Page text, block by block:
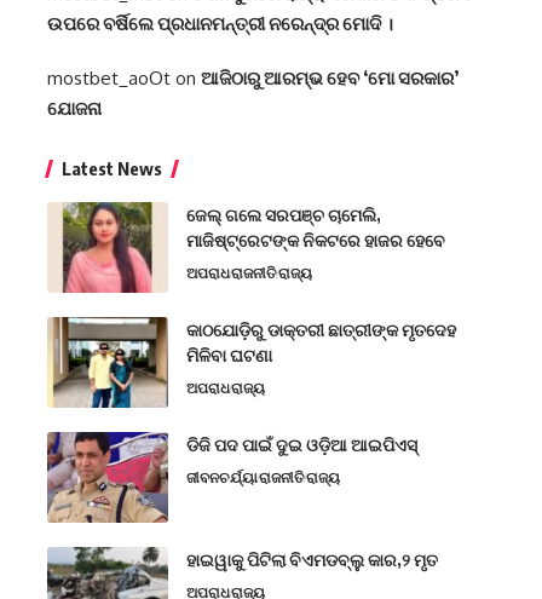
ଉପରେ ବର୍ଷିଲେ ପ୍ରଧାନମନ୍ତ୍ରୀ ନରେନ୍ଦ୍ର ମୋଦି ।
mostbet_aoOt on ଆଜିଠାରୁ ଆରମ୍ଭ ହେବ ‘ମୋ ସରକାର’
ଯୋଜନା
Latest News
ଜେଲ୍ ଗଲେ ସରପଞ୍ଚ ଚାମେଲି,
ମାଜିଷ୍ଟ୍ରେଟଙ୍କ ନିକଟରେ ହାଜର ହେବେ
ଅପରାଧରାଜନୀତିରାଜ୍ୟ
କାଠଯୋଡ଼ିରୁ ଡାକ୍ତରୀ ଛାତ୍ରୀଙ୍କ ମୃତଦେହ
ମିଳିବା ଘଟଣା
ଅପରାଧରାଜ୍ୟ
ଡିଜି ପଦ ପାଇଁ ଦୁଇ ଓଡ଼ିଆ ଆଇପିଏସ୍
ଜୀବନଚର୍ଯ୍ୟାରାଜନୀତିରାଜ୍ୟ
ହାଇୱାକୁ ପିଟିଲା ବିଏମଡବ୍ଲୁ କାର,୨ ମୃତ
ଅପରାଧରାଜ୍ୟ